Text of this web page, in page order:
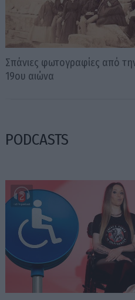
Σπάνιες φωτογραφίες από
19ου αιώνα
PODCASTS